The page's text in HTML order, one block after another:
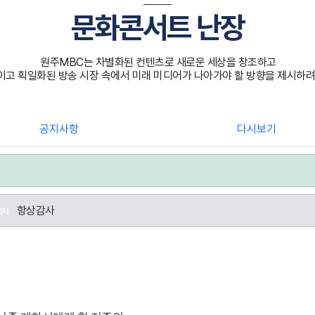
문화콘서트 난장
원주MBC는 차별화된 컨텐츠로 새로운 세상을 창조하고
고 획일화된 방송 시장 속에서 미래 미디어가 나아가야 할 방향을 제시하
공지사항 다시보기
항상감사